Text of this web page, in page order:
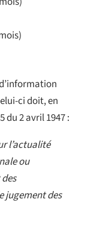
ci doit, en
du 2 avril 1947 :
l’actualité
ou
jugement des